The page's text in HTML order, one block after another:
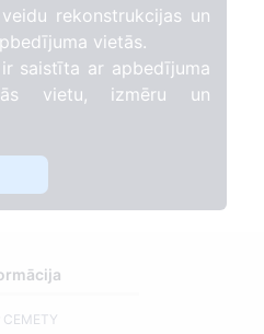
rekonstrukcijas un
vietās.
saistīta ar apbedījuma
vietu, izmēru un
CEMETY